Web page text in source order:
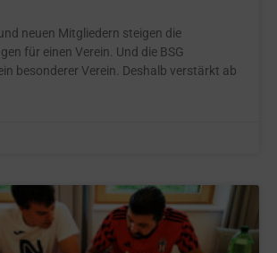
neuen Mitgliedern steigen die
für einen Verein. Und die BSG
besonderer Verein. Deshalb verstärkt ab